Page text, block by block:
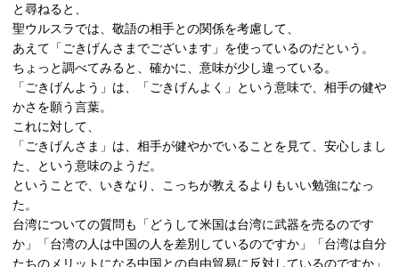
と尋ねると、
聖ウルスラでは、敬語の相手との関係を考慮して、
あえて「ごきげんさまでございます」を使っているのだという。
ちょっと調べてみると、確かに、意味が少し違っている。
「ごきげんよう」は、「ごきげんよく」という意味で、相手の健や
かさを願う言葉。
これに対して、
「ごきげんさま」は、相手が健やかでいることを見て、安心しまし
た、という意味のようだ。
ということで、いきなり、こっちが教えるよりもいい勉強になっ
た。
台湾についての質問も「どうして米国は台湾に武器を売るのです
か」「台湾の人は中国の人を差別しているのですか」「台湾は自分
たちのメリットになる中国との自由貿易に反対しているのですか」